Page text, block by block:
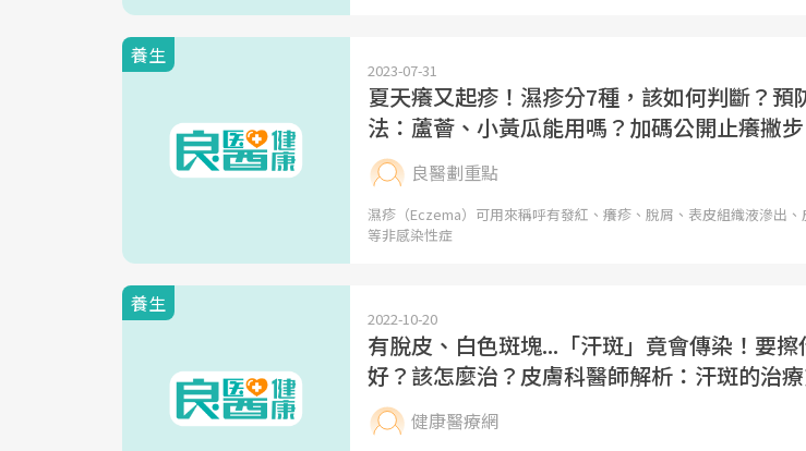
養生
2023-07-31
夏天癢又起疹！濕疹分7種，該如何判斷？預
法：蘆薈、小黃瓜能用嗎？加碼公開止癢撇步
良醫劃重點
濕疹（Eczema）可用來稱呼有發紅、癢疹、脫屑、表皮組織液滲出
等非感染性症
養生
2022-10-20
有脫皮、白色斑塊...「汗斑」竟會傳染！要
好？該怎麼治？皮膚科醫師解析：汗斑的治
健康醫療網